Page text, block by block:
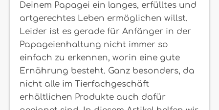
Deinem Papagei ein langes, erfülltes und
artgerechtes Leben ermöglichen willst.
Leider ist es gerade für Anfänger in der
Papageienhaltung nicht immer so
einfach zu erkennen, worin eine gute
Ernährung besteht. Ganz besonders, da
nicht alle im Tierfachgeschäft
erhältlichen Produkte auch dafür